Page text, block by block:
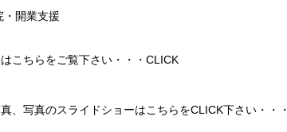
・開業支援
こちらをご覧下さい・・・ CLICK
、写真のスライドショーはこちらをCLICK下さい・・・